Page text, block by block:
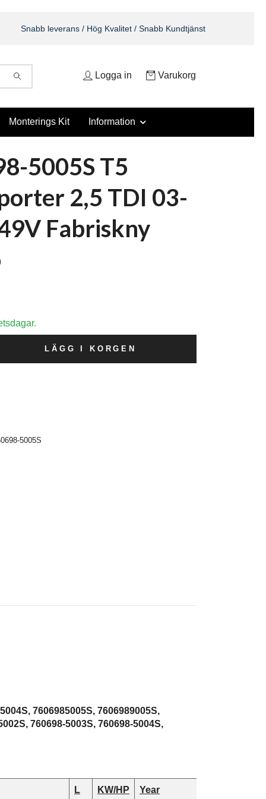
Snabb leverans / Hög Kvalitet / Snabb Kundtjänst
Logga in Varukorg
Monterings Kit Information
5005S T5
2,5 TDI 03-
Fabriskny
LÄGG I KORGEN
5005S
7606985005S, 7606989005S,
760698-5003S, 760698-5004S,
L KW/HP Year